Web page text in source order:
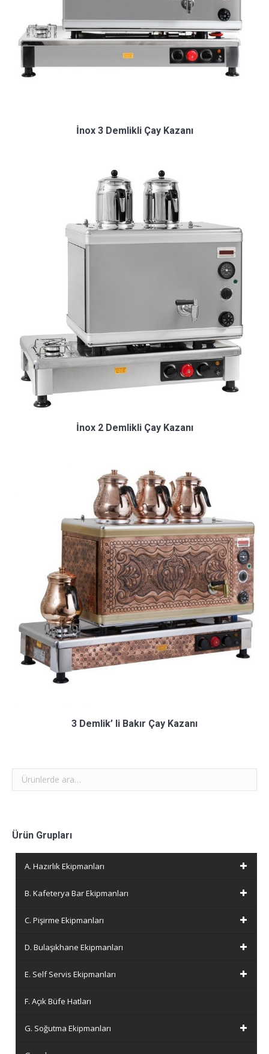
İnox 3 Demlikli Çay Kazanı
İnox 2 Demlikli Çay Kazanı
3 Demlik’ li Bakır Çay Kazanı
Ürün Grupları
A. Hazırlık Ekipmanları
B. Kafeterya Bar Ekipmanları
C. Pişirme Ekipmanları
D. Bulaşıkhane Ekipmanları
E. Self Servis Ekipmanları
F. Açık Büfe Hatları
G. Soğutma Ekipmanları